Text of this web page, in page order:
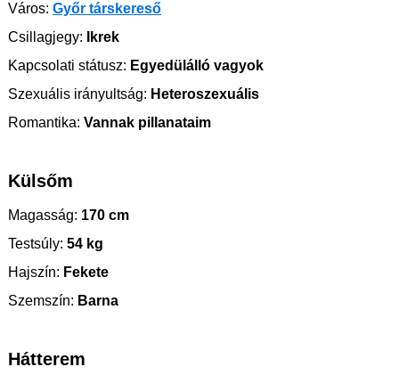
Város: Győr társkereső
Csillagjegy: Ikrek
Kapcsolati státusz: Egyedülálló vagyok
Szexuális irányultság: Heteroszexuális
Romantika: Vannak pillanataim
Külsőm
Magasság: 170 cm
Testsúly: 54 kg
Hajszín: Fekete
Szemszín: Barna
Hátterem